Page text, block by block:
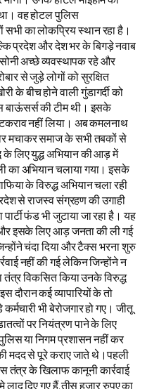
वह होटल पुलिस
का लोकप्रिय स्थान रहा है।
प्रदेश और देश भर के बिगड़े नवाब
अच्छे व्यवस्थापक रहे और
से जुड़े लोगों को सुरक्षित
के बीच होने वाली गुंडागर्दी को
बाऊंसर्स की टीम थी। इसके
नहीं लिया। अब कमलनाथ
मचाकर समाज के सभी तबकों से
के लिए युद्ध अभियान की आड़ में
का अभियान चलाया गया। इसके
के विरुद्ध अभियान चला रही
से राजस्व संग्रहण की उगाही
फंड भी जुटाया जा रहा है। यह
और इसके लिए आड़ जनता की ली गई
चंदा दिया और टैक्स भरना शुरु
नहीं की गई लेकिन जिन्होंने न
विकसित किया उनके विरुद्ध
दौरान कई व्यापारियों के तो
भी बेरोजगार हो गए। जीतू
पर नियंत्रण पाने के लिए
या निगम प्रशासन नहीं कर
मदद से पूरे कराए जाते थे।पहली
तंत्र के खिलाफ कानूनी कार्रवाई
दिए गए हैं,तीस हजार रुपए का